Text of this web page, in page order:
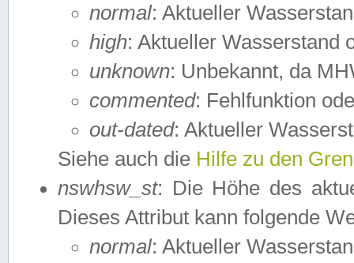
normal: Aktueller
high: Aktueller Wasserstand
unknown: Unbekannt, da
commented: Fehlfunktion
out-dated: Aktueller
Siehe auch die Hilfe zu den
nswhsw_st: Die Höhe des
Dieses Attribut kann folgende
normal: Aktueller